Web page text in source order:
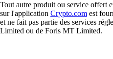
Tout autre produit ou service offert
sur l'application Crypto.com est
et ne fait pas partie des services
Limited ou de Foris MT Limited.